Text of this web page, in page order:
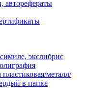
экслибрис
металл/
в папке